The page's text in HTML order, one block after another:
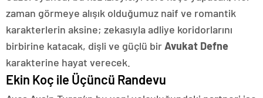
zaman görmeye alışık olduğumuz naif ve romantik
karakterlerin aksine; zekasıyla adliye koridorlarını
birbirine katacak, dişli ve güçlü bir Avukat Defne
karakterine hayat verecek.
Ekin Koç ile Üçüncü Randevu